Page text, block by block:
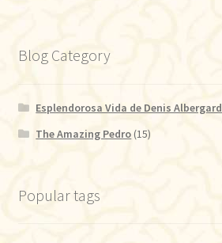
Blog Category
Esplendorosa Vida de Denis Albergard
The Amazing Pedro(15)
Popular tags